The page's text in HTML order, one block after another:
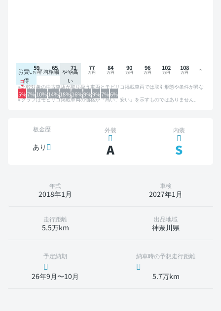
お買い
得
平均相場 やや高
い
5%7%10%14%18%16%9%9%7%6%
59 65 71 77 84 90 96 102 108
比較対象の中古車店が取り扱う車両とモビリコ掲載車両では取引形態や条件が異な
るため、グラフは参考情報です。
グラフはモビリコ掲載車両の価格が「高い、安い」を示すものではありません。
板金歴
あり
外装
A
内装
S
年式
2018年1月
車検
2027年1月
走行距離
5.5万km
出品地域
神奈川県
予定納期
26年9月〜10月
納車時の予想走行距離
5.7万km